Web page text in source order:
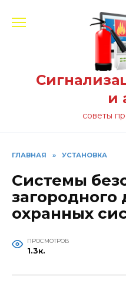
и
советы
ГЛАВНАЯ » УСТАНОВКА
Системы
охранных
ПРОСМОТРОВ
1.3к.